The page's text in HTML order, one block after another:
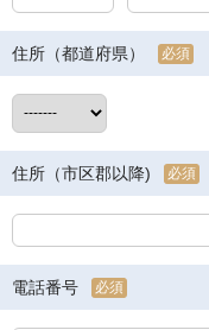
住所（都道府県） 必須
住所（市区郡以降) 必須
電話番号 必須